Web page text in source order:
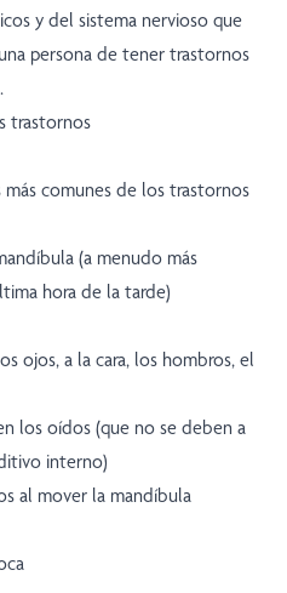
y del sistema nervioso que
persona de tener trastornos
trastornos
comunes de los trastornos
(a menudo más
hora de la tarde)
ojos, a la cara, los hombros, el
los oídos (que no se deben a
interno)
al mover la mandíbula